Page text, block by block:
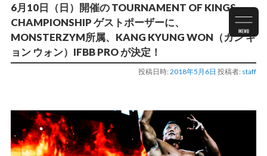
6月10日（日）開催の TOURNAMENT OF KINGS
CHAMPIONSHIP ゲストポーザーに、
MONSTERZYM所属、KANG KYUNG WON（カン ギ
ョン ウォン）IFBB PRO が決定！
投稿日時:2018年5月6日 投稿者: staff